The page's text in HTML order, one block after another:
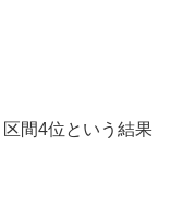
間4位という結果